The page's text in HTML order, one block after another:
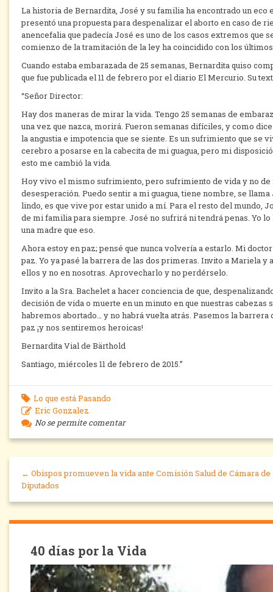
La historia de Bernardita, José y su familia ha encontrado un
presentó una propuesta para despenalizar el aborto en caso de
anencefalia que padecía José es uno de los casos extremos que
comienzo de la tramitación de la ley ha coincidido con los
Cuando estaba embarazada de 25 semanas, Bernardita quiso
que fue publicada el 11 de febrero por el diario El Mercurio. Su
“Señor Director:
Hay dos maneras de mirar la vida. Tengo 25 semanas de
una vez que nazca, morirá. Fueron semanas difíciles, y como
la angustia e impotencia que se siente. Es un sufrimiento que se
cerebro a posarse en la cabecita de mi guagua, pero mi
esto me cambió la vida.
Hoy vivo el mismo sufrimiento, pero sufrimiento de vida y no
desesperación. Puedo sentir a mi guagua, tiene nombre, se
lindo, es que vive por estar unido a mí. Para el resto del mundo,
de mi familia para siempre. José no sufrirá ni tendrá penas. Yo
una madre que eso.
Ahora estoy en paz; pensé que nunca volvería a estarlo. Mi
paz. Yo ya pasé la barrera de las dos primeras. Invito a Mariela
ellos y no en nosotras. Aprovecharlo y no perdérselo.
Invito a la Sra. Bachelet a hacer conciencia de que,
decisión de vida o muerte en un minuto en que nuestras
habremos abortado… y no habrá vuelta atrás. Pasemos la
paz ¡y nos sentiremos heroicas!
Bernardita Vial de Bärthold
Santiago, miércoles 11 de febrero de 2015.”
Lo que está Pasando
Eric Gonzalez
No se permite comentar
← Obispos promueven la vida ante Comisión Salud de Cámara de
Diputados
40 días por la Vida